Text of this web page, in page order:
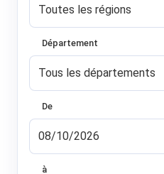
Département
De
à